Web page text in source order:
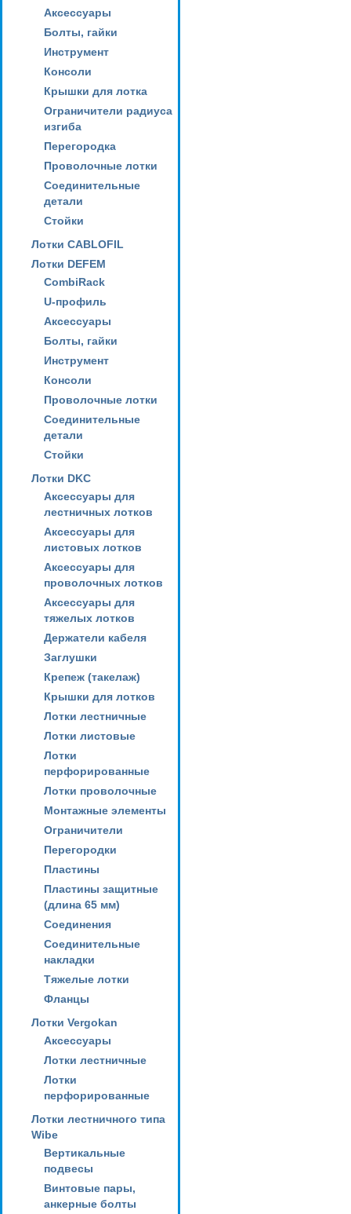
Аксессуары
Болты, гайки
Инструмент
Консоли
Крышки для лотка
Ограничители радиуса
изгиба
Перегородка
Проволочные лотки
Соединительные
детали
Стойки
Лотки CABLOFIL
Лотки DEFEM
CombiRack
U-профиль
Аксессуары
Болты, гайки
Инструмент
Консоли
Проволочные лотки
Соединительные
детали
Стойки
Лотки DKC
Аксессуары для
лестничных лотков
Аксессуары для
листовых лотков
Аксессуары для
проволочных лотков
Аксессуары для
тяжелых лотков
Держатели кабеля
Заглушки
Крепеж (такелаж)
Крышки для лотков
Лотки лестничные
Лотки листовые
Лотки
перфорированные
Лотки проволочные
Монтажные элементы
Ограничители
Перегородки
Пластины
Пластины защитные
(длина 65 мм)
Соединения
Соединительные
накладки
Тяжелые лотки
Фланцы
Лотки Vergokan
Аксессуары
Лотки лестничные
Лотки
перфорированные
Лотки лестничного типа
Wibe
Вертикальные
подвесы
Винтовые пары,
анкерные болты